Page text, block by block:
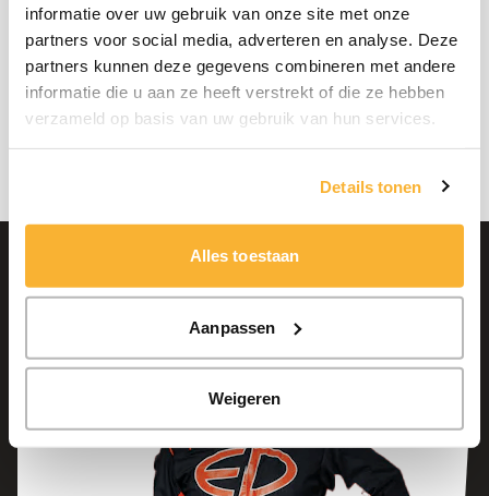
informatie over uw gebruik van onze site met onze
partners voor social media, adverteren en analyse. Deze
partners kunnen deze gegevens combineren met andere
informatie die u aan ze heeft verstrekt of die ze hebben
verzameld op basis van uw gebruik van hun services.
Details tonen
Alles toestaan
Aanpassen
Weigeren
Eigen gewicht 3,5 kg